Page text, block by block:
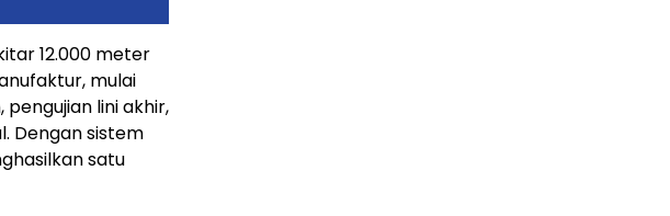
12.000 meter
mulai
lini akhir,
Dengan sistem
satu